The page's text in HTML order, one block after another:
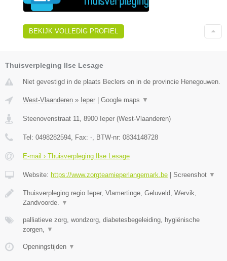
BEKIJK VOLLEDIG PROFIEL
Thuisverpleging Ilse Lesage
Niet gevestigd in de plaats Beclers en in de provincie Henegouwen.
West-Vlaanderen » Ieper Google maps ▼
Steenovenstraat 11, 8900 Ieper (West-Vlaanderen)
Tel: 0498282594, Fax: -, BTW-nr: 0834148728
E-mail › Thuisverpleging Ilse Lesage
Website: https://www.zorgteamieperlangemark.be Screenshot ▼
Thuisverpleging regio Ieper, Vlamertinge, Geluveld, Wervik,
Zandvoorde. ▼
palliatieve zorg, wondzorg, diabetesbegeleiding, hygiënische
zorgen, ▼
Openingstijden ▼